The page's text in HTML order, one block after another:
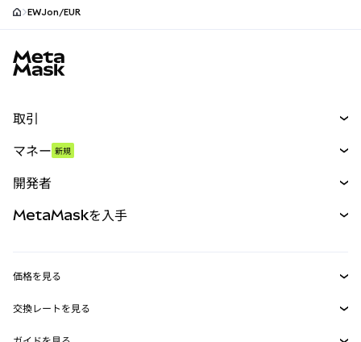
EWJon/EUR
取引
パーペチュアル
RWA
マネー 新規
開発者
MetaMask Connect
MetaMaskを入手
価格を見る
イーサリアムの価格
Solanaの価格
交換レートを見る